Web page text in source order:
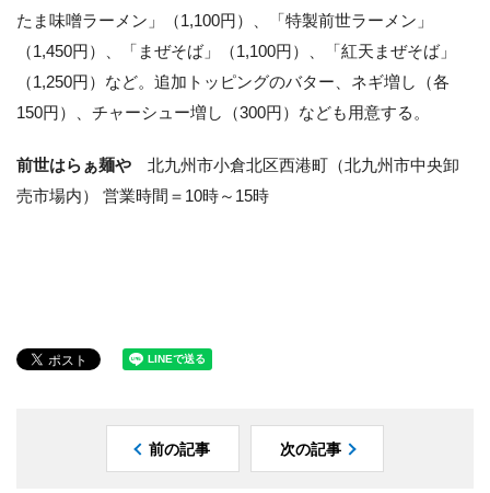
たま味噌ラーメン」（1,100円）、「特製前世ラーメン」
（1,450円）、「まぜそば」（1,100円）、「紅天まぜそば」
（1,250円）など。追加トッピングのバター、ネギ増し（各
150円）、チャーシュー増し（300円）なども用意する。
前世はらぁ麺や 北九州市小倉北区西港町（北九州市中央卸
売市場内） 営業時間＝10時～15時
前の記事 次の記事